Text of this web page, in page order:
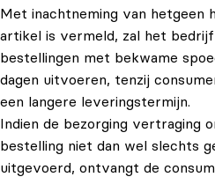
Met inachtneming van hetgeen
artikel is vermeld, zal het
bestellingen met bekwame
dagen uitvoeren, tenzij
een langere leveringstermijn.
Indien de bezorging vertraging
bestelling niet dan wel slechts
uitgevoerd, ontvangt de